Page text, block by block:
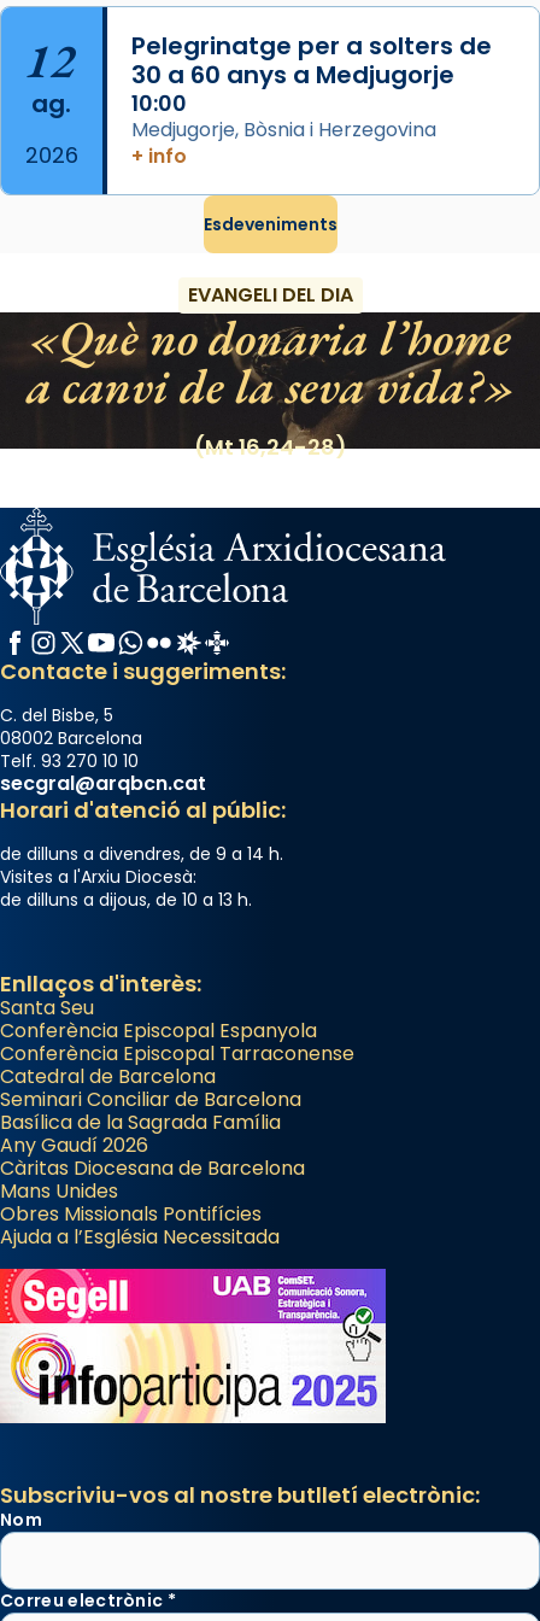
italianitzant; s’interpreta per privilegi
pontifici, amb orquestra i cor, i té una
duració aproximada de tres hores. Després,
processó (recuperada el 1972) al voltant
Des de 1985 hi participa també un grup de
diablesses amb música i ball propis. Festa
«Si vols saber què és calor, ves per les
Santes a Mataró»🥵.
Photo
12
ag.
2026
Pelegrinatge per a solters de
30 a 60 anys a Medjugorje
10:00
Medjugorje, Bòsnia i Herzegovina
+ info
Esdeveniments
EVANGELI DEL DIA
Què no donaria l’home
a canvi de la seva vida?
(Mt 16,24-28)
Facebook
Instagram
X / Twitter
YouTube
WhatsApp
FlickrRadio Estel
Catalunya Cristiana
Contacte i suggeriments:
C. del Bisbe, 5
08002 Barcelona
Telf. 93 270 10 10
secgral@arqbcn.cat
Horari d'atenció al públic:
de dilluns a divendres, de 9 a 14 h.
Visites a l'Arxiu Diocesà:
de dilluns a dijous, de 10 a 13 h.
Enllaços d'interès:
Santa Seu
Conferència Episcopal Espanyola
Conferència Episcopal Tarraconense
Catedral de Barcelona
Seminari Conciliar de Barcelona
Basílica de la Sagrada Família
Any Gaudí 2026
Càritas Diocesana de Barcelona
Mans Unides
Obres Missionals Pontifícies
Ajuda a l’Església Necessitada
Subscriviu-vos al nostre butlletí electrònic:
Nom
Correu electrònic *